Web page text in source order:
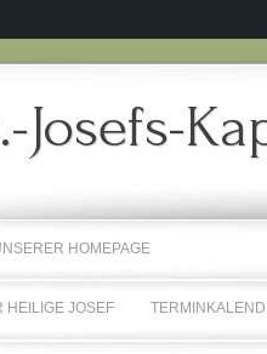
Josefs-
HOMEPAGE
HEILIGE JOSEF